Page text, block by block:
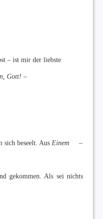
– ist mir der liebste
Gott! –
sich beseelt. Aus Einem –
gekommen. Als sei nichts